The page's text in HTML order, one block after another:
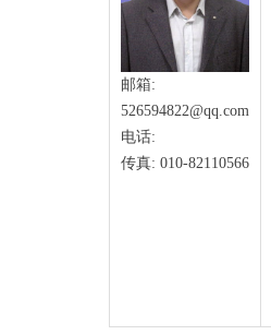
邮箱:
526594822@qq.com
电话:
传真: 010-82110566